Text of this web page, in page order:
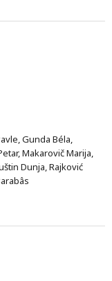
Gunda Béla,
Makarovič Marija,
Dunja, Rajković